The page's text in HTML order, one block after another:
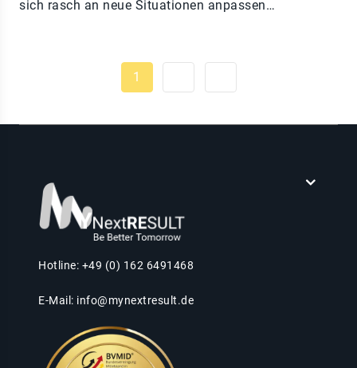
sich rasch an neue Situationen anpassen…
1
Hotline: +49 (0) 162 6491468
E-Mail: info@mynextresult.de